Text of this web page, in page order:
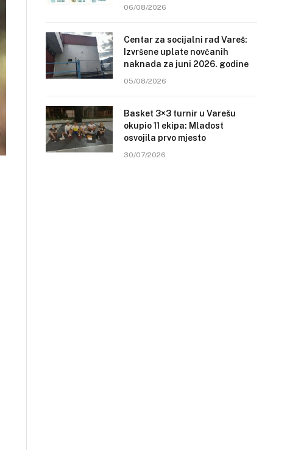
06/08/2026
Centar za socijalni rad Vareš:
Izvršene uplate novčanih
naknada za juni 2026. godine
05/08/2026
Basket 3×3 turnir u Varešu
okupio 11 ekipa: Mladost
osvojila prvo mjesto
30/07/2026